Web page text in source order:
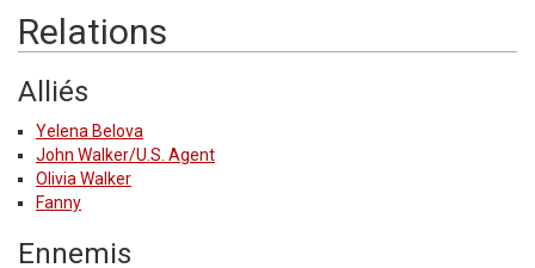
Relations
Alliés
Yelena Belova
John Walker/U.S. Agent
Olivia Walker
Fanny
Ennemis